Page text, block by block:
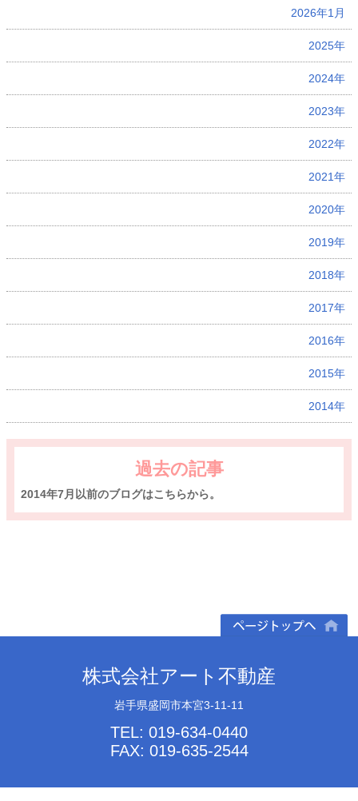
2026年1月
2025年
2024年
2023年
2022年
2021年
2020年
2019年
2018年
2017年
2016年
2015年
2014年
過去の記事
2014年7月以前のブログはこちらから。
株式会社アート不動産
岩手県盛岡市本宮3-11-11
TEL: 019-634-0440
FAX: 019-635-2544